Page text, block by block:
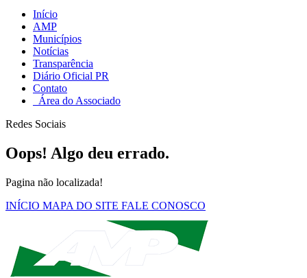
Início
AMP
Municípios
Notícias
Transparência
Diário Oficial PR
Contato
Área do Associado
Redes Sociais
Oops! Algo deu errado.
Pagina não localizada!
INÍCIO MAPA DO SITE FALE CONOSCO